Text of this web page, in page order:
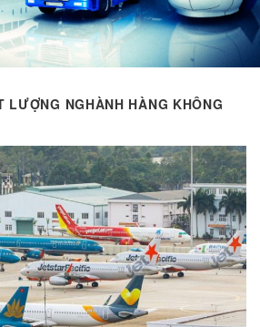
LƯỢNG NGHÀNH HÀNG KHÔNG